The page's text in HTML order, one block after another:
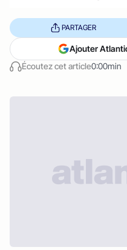
Écoutez cet article0:00min
PARTAGER
Ajouter